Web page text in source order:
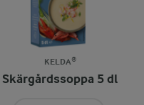
KELDA®
Skärgårdssoppa 5 dl